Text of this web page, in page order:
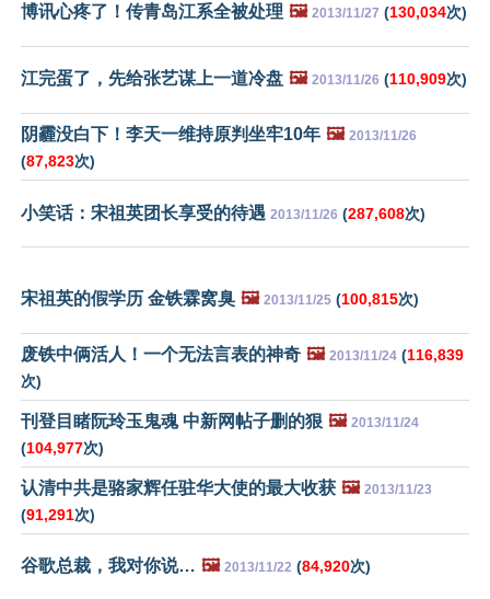
博讯心疼了！传青岛江系全被处理 🖼️ 2013/11/27 (130,034次)
江完蛋了，先给张艺谋上一道冷盘 🖼️ 2013/11/26 (110,909次)
阴霾没白下！李天一维持原判坐牢10年 🖼️ 2013/11/26
(87,823次)
小笑话：宋祖英团长享受的待遇 2013/11/26 (287,608次)
宋祖英的假学历 金铁霖窝臭 🖼️ 2013/11/25 (100,815次)
废铁中俩活人！一个无法言表的神奇 🖼️ 2013/11/24 (116,839
次)
刊登目睹阮玲玉鬼魂 中新网帖子删的狠 🖼️ 2013/11/24
(104,977次)
认清中共是骆家辉任驻华大使的最大收获 🖼️ 2013/11/23
(91,291次)
谷歌总裁，我对你说… 🖼️ 2013/11/22 (84,920次)